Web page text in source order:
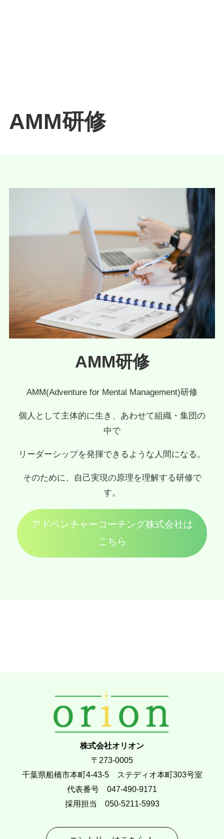
AMM研修
AMM研修
AMM(Adventure for Mental Management)研修
個人として主体的に生き、あわせて組織・集団の
中で
リーダーシップを発揮できるような人間になる。
そのために、自己実現の原理を理解する研修で
す。
アドベンチャーコーチング株式会社は
こちら
株式会社オリオン
〒273-0005
千葉県船橋市本町4-43-5 ステディオ本町303号室
代表番号 047-490-9171
採用担当 050-5211-5993